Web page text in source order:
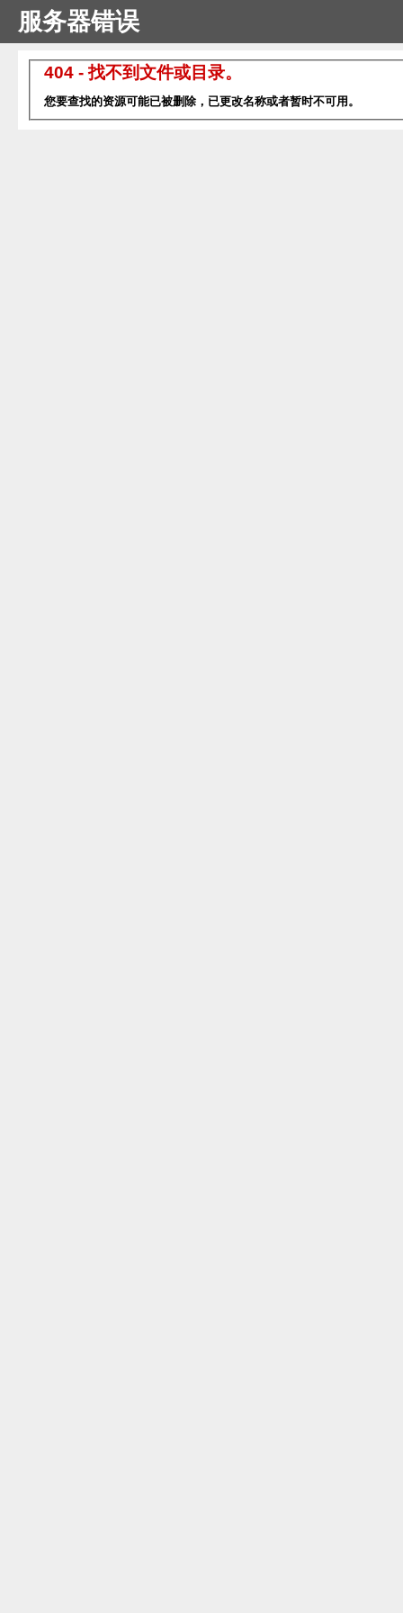
服务器错误
404 - 找不到文件或目录。
您要查找的资源可能已被删除，已更改名称或者暂时不可用。